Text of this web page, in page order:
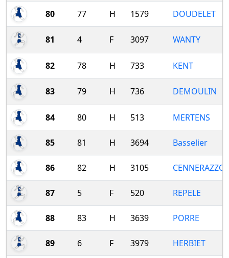
80 77 H 1579 DOUDELET
81 4 F 3097 WANTY
82 78 H 733 KENT
83 79 H 736 DEMOULIN
84 80 H 513 MERTENS
85 81 H 3694 Basselier
86 82 H 3105 CENNERAZZO
87 5 F 520 REPELE
88 83 H 3639 PORRE
89 6 F 3979 HERBIET